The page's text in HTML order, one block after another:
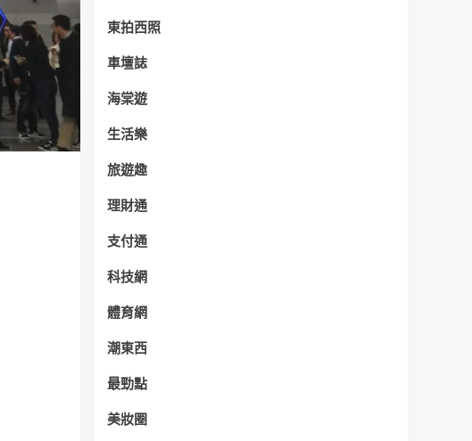
東拍西照
車壇誌
海棠遊
生活樂
旅遊趣
理財通
支付通
科技網
體育網
潮東西
最勁點
美妝圈